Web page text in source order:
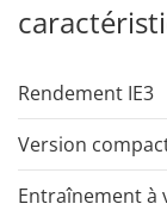
Rendement IE3
Version
Entraînement à